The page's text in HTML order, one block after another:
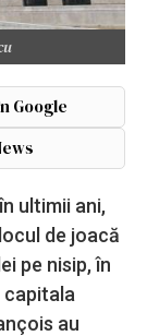
Google
ultimii ani,
de joacă
pe nisip, în
capitala
au